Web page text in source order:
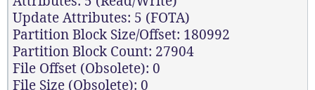
Update Attributes: 5 (FOTA)
Partition Block Size/Offset: 180992
Partition Block Count: 27904
File Offset (Obsolete): 0
File Size (Obsolete): 0